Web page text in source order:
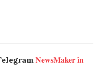
NewsMaker în